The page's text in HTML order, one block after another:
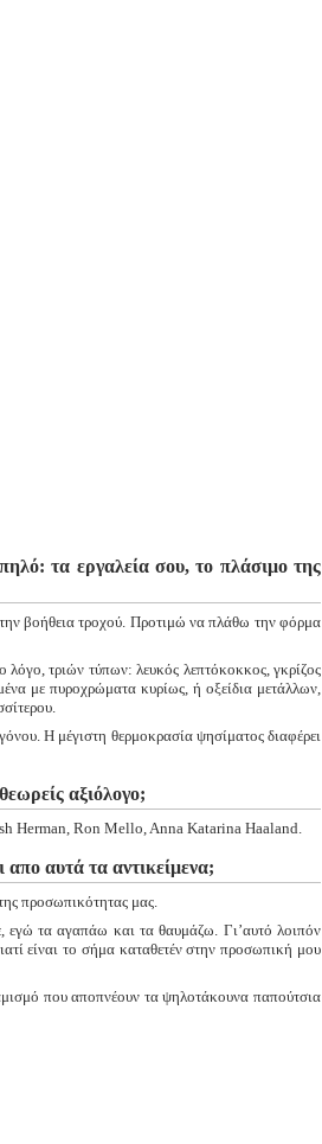
τα εργαλεία σου, το πλάσιμο της
βοήθεια τροχού. Προτιμώ να πλάθω την φόρμα
τριών τύπων: λευκός λεπτόκοκκος, γκρίζος
με πυροχρώματα κυρίως, ή οξείδια μετάλλων,
Η μέγιστη θερμοκρασία ψησίματος διαφέρει
αξιόλογο;
Herman, Ron Mello, Anna Katarina Haaland.
απο αυτά τα αντικείμενα;
προσωπικότητας μας.
εγώ τα αγαπάω και τα θαυμάζω. Γι’αυτό λοιπόν
είναι το σήμα καταθετέν στην προσωπική μου
που αποπνέουν τα ψηλοτάκουνα παπούτσια